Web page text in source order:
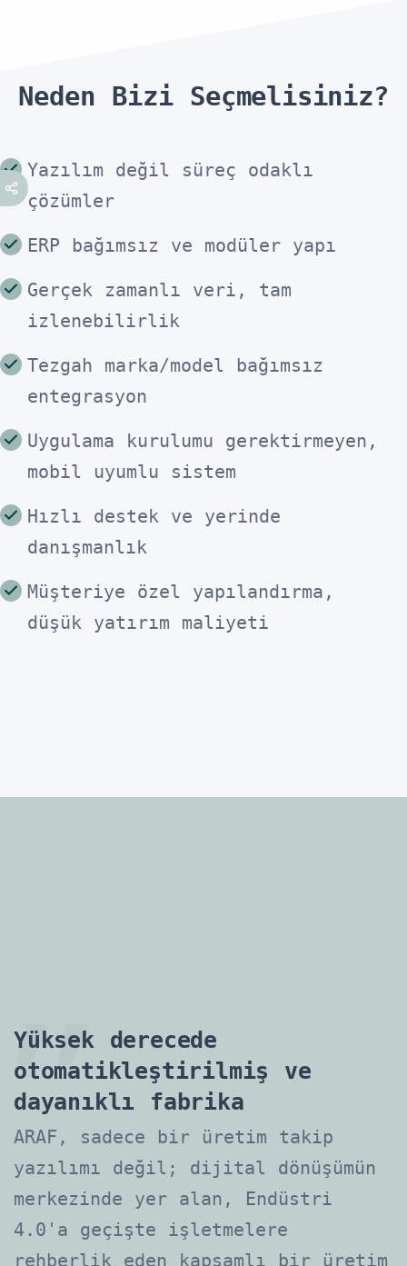
Neden Bizi Seçmelisiniz?
Yazılım değil süreç odaklı
çözümler
ERP bağımsız ve modüler yapı
Gerçek zamanlı veri, tam
izlenebilirlik
Tezgah marka/model bağımsız
entegrasyon
Uygulama kurulumu gerektirmeyen,
mobil uyumlu sistem
Hızlı destek ve yerinde
danışmanlık
Müşteriye özel yapılandırma,
düşük yatırım maliyeti
Yüksek derecede
otomatikleştirilmiş ve
dayanıklı fabrika
ARAF, sadece bir üretim takip
yazılımı değil; dijital dönüşümün
merkezinde yer alan, Endüstri
4.0'a geçişte işletmelere
rehberlik eden kapsamlı bir üretim